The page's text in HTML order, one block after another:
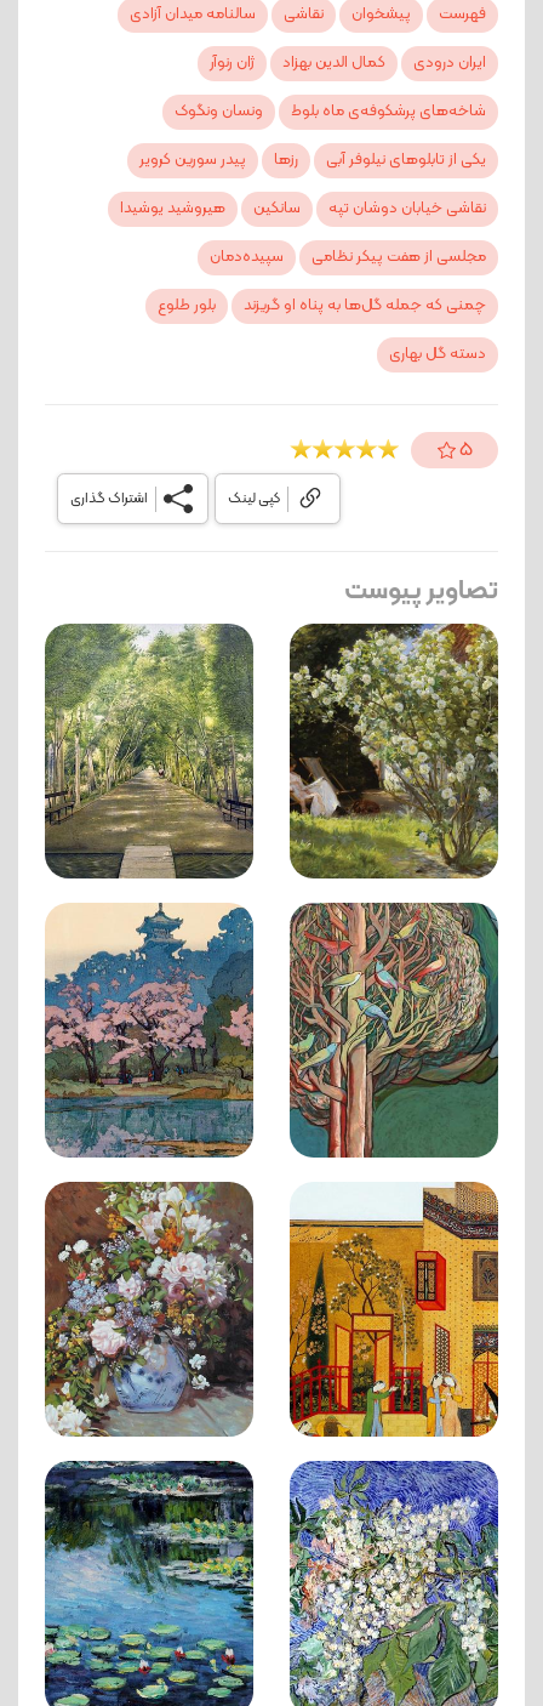
فهرست پیشخوان نقاشی
سالنامه میدان آزادی
ایران درودی
کمال الدین بهزاد
ژان رنوآر
شاخه‌های پرشکوفه‌ی ماه بلوط
ونسان ونگوک
یکی از تابلوهای نیلوفر آبی
رزها
پیدر سورین کرویر
نقاشی خیابان دوشان تپه
سانکین
هیروشید یوشیدا
مجلسی از هفت پیکر نظامی
سپیده‌دمان
چمنی که جمله گل‌ها به پناه او گریزند
بلور طلوع
دسته گل بهاری
5
اشتراک گذاری کپی لینک
تصاویر پیوست